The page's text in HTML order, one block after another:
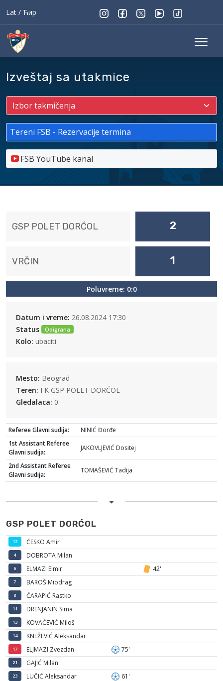
Lat / Ћир
Izveštaj sa utakmice
Tereni FSB - Rezervacije termina
FSB YouTube kanal
GSP POLET DORĆOL 2
VRČIN 1
Poluvreme: 0:0
Datum i vreme: 26.08.2024 17:30
Status
Odigrana
Kolo: ubaciti
Mesto: Beograd
Teren: FK GSP POLET DORĆOL
Gledalaca: 0
Referee Glavni sudija:
NINIĆ Đorđe
1st Assistant Referee
Glavni sudija:
JAKOVLJEVIĆ Dositej
2nd Assistant Referee
Glavni sudija:
TOMAŠEVIĆ Tadija
GSP POLET DORĆOL
12 ĆESKO Amir
4 DOBROTA Milan
6 ELMAZI Elmir 42'
7 BAROŠ Miodrag
8 ČARAPIĆ Rastko
11 DRENJANIN Sima
13 KOVAČEVIĆ Miloš
14 KNEŽEVIĆ Aleksandar
17 ELJMAZI Zvezdan 75'
21 GAJIĆ Milan
23 LUČIĆ Aleksandar 61'